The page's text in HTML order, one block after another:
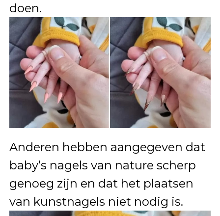
doen.
Anderen hebben aangegeven dat
baby’s nagels van nature scherp
genoeg zijn en dat het plaatsen
van kunstnagels niet nodig is.